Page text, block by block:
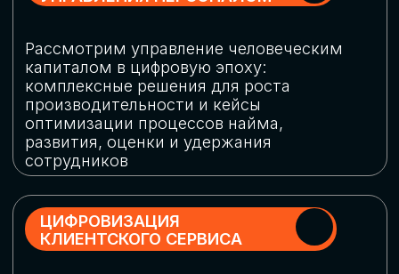
СКАЧАТЬ
ПРОГРАММУ
КОНФЕРЕНЦИИ
Оставьте заявку, мы направим вам
программу конференции
СКАЧАТЬ ПРОГРАММУ